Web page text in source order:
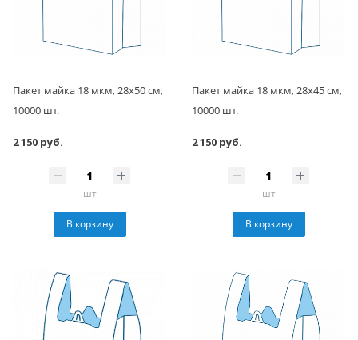
Пакет майка 18 мкм, 28х50 см,
10000 шт.
2 150 руб.
шт
В корзину
Пакет майка 18 мкм, 28х45 см,
10000 шт.
2 150 руб.
шт
В корзину